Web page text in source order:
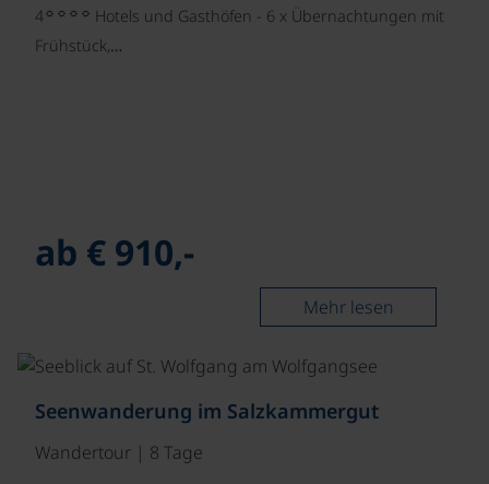
4☼☼☼☼ Hotels und Gasthöfen - 6 x Übernachtungen mit
Frühstück,…
ab € 910,-
Mehr lesen
Seenwanderung im Salzkammergut
Wandertour | 8 Tage